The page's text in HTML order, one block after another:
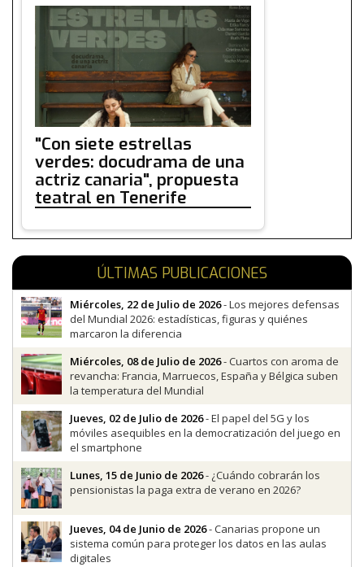
"Con siete estrellas
verdes: docudrama de una
actriz canaria", propuesta
teatral en Tenerife
ÚLTIMAS PUBLICACIONES
Miércoles, 22 de Julio de 2026- Los mejores defensas
del Mundial 2026: estadísticas, figuras y quiénes
marcaron la diferencia
Miércoles, 08 de Julio de 2026- Cuartos con aroma de
revancha: Francia, Marruecos, España y Bélgica suben
la temperatura del Mundial
Jueves, 02 de Julio de 2026- El papel del 5G y los
móviles asequibles en la democratización del juego en
el smartphone
Lunes, 15 de Junio de 2026- ¿Cuándo cobrarán los
pensionistas la paga extra de verano en 2026?
Jueves, 04 de Junio de 2026- Canarias propone un
sistema común para proteger los datos en las aulas
digitales